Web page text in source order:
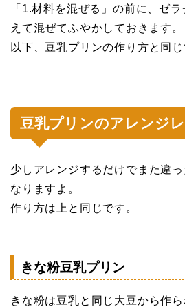
「1.材料を混ぜる」の前に、ゼ
えて混ぜてふやかしておきます。
以下、豆乳プリンの作り方と同じ
豆乳プリンのアレンジ
少しアレンジするだけでまた違
なりますよ。
作り方は上と同じです。
きな粉豆乳プリン
きな粉は豆乳と同じ大豆から作